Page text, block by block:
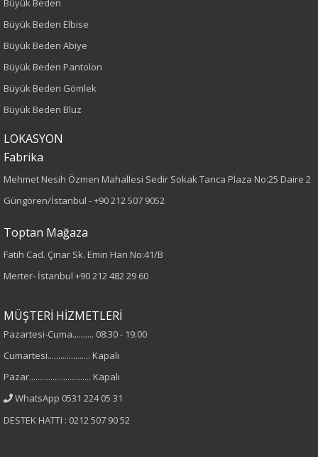
Büyük Beden
Boy
75
Dokuma
Nakışlı
Kumaş
%30 Polyester
Kadın
Kol Tipi
Büyük Beden
Büyük Beden Elbise
Büyük Beden Abiye
Büyük Beden Pantolon
Büyük Beden Gömlek
Büyük Beden Bluz
LOKASYON
Fabrika
Mehmet Nesih Özmen Mahallesi Sedir Sokak Tanca Plaza No:25 Daire 2
Güngören/İstanbul -+90 212 507 9052
Toptan Mağaza
Fatih Cad. Çınar Sk. Emin Han No:41/B
Merter- İstanbul +90 212 482 29 60
MÜŞTERİ HİZMETLERİ
Pazartesi-Cuma.......... 08:30 - 19:00
Cumartesi.................... Kapalı
Pazar............................. Kapalı
WhatsApp 0531 224 05 31
DESTEK HATTI : 0212 507 90 52